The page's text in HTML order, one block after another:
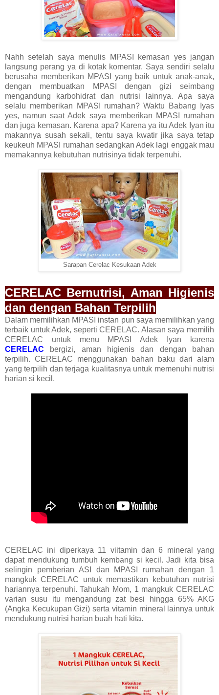
Nahh setelah saya menulis MPASI kemasan yes jangan
langsung perang ya di kotak komentar. Saya sendiri selalu
berusaha memberikan MPASI yang baik untuk anak-anak,
dengan membuatkan MPASI dengan gizi seimbang
mengandung karbohidrat dan nutrisi lainnya. Apa saya
selalu memberikan MPASI rumahan? Waktu Babang Iyas
yes, namun saat Adek saya memberikan MPASI rumahan
dan juga kemasan. Karena apa? Karena ya itu Adek Iyan itu
makannya susah sekali, tentu saya kwatir jika saya tetap
keukeuh MPASI rumahan sedangkan Adek lagi enggak mau
memakannya kebutuhan nutrisinya tidak terpenuhi.
Sarapan Cerelac Kesukaan Adek
CERELAC Bernutrisi, Aman Higienis
dan dengan Bahan Terpilih
Dalam memilihkan MPASI instan pun saya memilihkan yang
terbaik untuk Adek, seperti CERELAC. Alasan saya memilih
CERELAC untuk menu MPASI Adek Iyan karena
CERELAC bergizi, aman higienis dan dengan bahan
terpilih. CERELAC menggunakan bahan baku dari alam
yang terpilih dan terjaga kualitasnya untuk memenuhi nutrisi
harian si kecil.
CERELAC ini diperkaya 11 viitamin dan 6 mineral yang
dapat mendukung tumbuh kembang si kecil. Jadi kita bisa
selingin pemberian ASI dan MPASI rumahan dengan 1
mangkuk CERELAC untuk memastikan kebutuhan nutrisi
hariannya terpenuhi. Tahukah Mom, 1 mangkuk CERELAC
varian susu itu mengandung zat besi hingga 65% AKG
(Angka Kecukupan Gizi) serta vitamin mineral lainnya untuk
mendukung nutrisi harian buah hati kita.